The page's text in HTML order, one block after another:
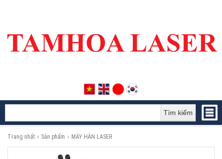
Tìm kiếm
Trang nhất › Sản phẩm › MÁY HÀN LASER